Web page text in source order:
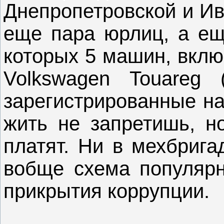
Днепропетровской и
еще пара юрлиц, а
которых 5 машин,
Volkswagen
зарегистрированные
жить не запретишь,
платят. Ни в
вобще схема
прикрытия коррупции.